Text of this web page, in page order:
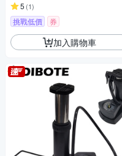
5 (1)
挑戰低價 券
加入購物車